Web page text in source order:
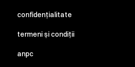
confidențialitate
termeni și condiții
anpc